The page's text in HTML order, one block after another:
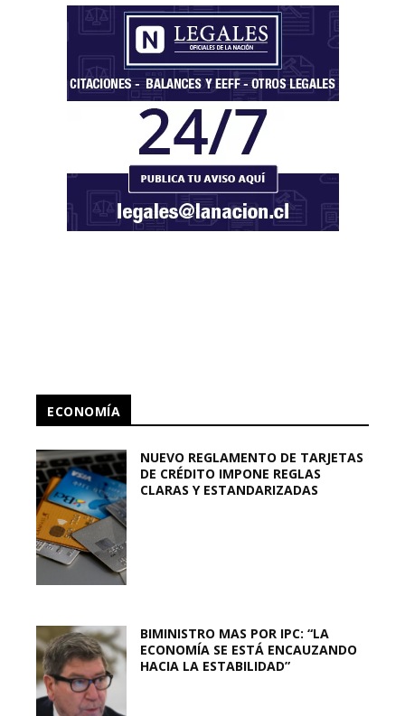
ECONOMÍA
NUEVO REGLAMENTO DE TARJETAS
DE CRÉDITO IMPONE REGLAS
CLARAS Y ESTANDARIZADAS
BIMINISTRO MAS POR IPC: “LA
ECONOMÍA SE ESTÁ ENCAUZANDO
HACIA LA ESTABILIDAD”